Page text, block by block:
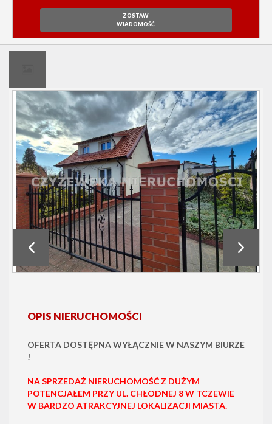
ZOSTAW
WIADOMOŚĆ
OPIS NIERUCHOMOŚCI
OFERTA DOSTĘPNA WYŁĄCZNIE W NASZYM BIURZE
!
NA SPRZEDAŻ NIERUCHOMOŚĆ Z DUŻYM
POTENCJAŁEM PRZY UL. CHŁODNEJ 8 W TCZEWIE
W BARDZO ATRAKCYJNEJ LOKALIZACJI MIASTA.